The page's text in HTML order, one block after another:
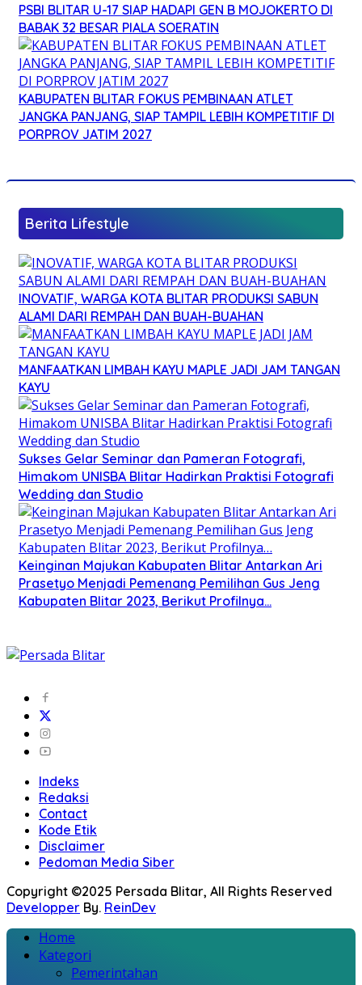
PSBI BLITAR U-17 SIAP HADAPI GEN B MOJOKERTO DI
BABAK 32 BESAR PIALA SOERATIN
KABUPATEN BLITAR FOKUS PEMBINAAN ATLET
JANGKA PANJANG, SIAP TAMPIL LEBIH KOMPETITIF DI
PORPROV JATIM 2027
Berita Lifestyle
INOVATIF, WARGA KOTA BLITAR PRODUKSI SABUN
ALAMI DARI REMPAH DAN BUAH-BUAHAN
MANFAATKAN LIMBAH KAYU MAPLE JADI JAM TANGAN
KAYU
Sukses Gelar Seminar dan Pameran Fotografi,
Himakom UNISBA Blitar Hadirkan Praktisi Fotografi
Wedding dan Studio
Keinginan Majukan Kabupaten Blitar Antarkan Ari
Prasetyo Menjadi Pemenang Pemilihan Gus Jeng
Kabupaten Blitar 2023, Berikut Profilnya…
Indeks
Redaksi
Contact
Kode Etik
Disclaimer
Pedoman Media Siber
Copyright ©2025 Persada Blitar, All Rights Reserved
Developper By. ReinDev
Home
Kategori
Pemerintahan